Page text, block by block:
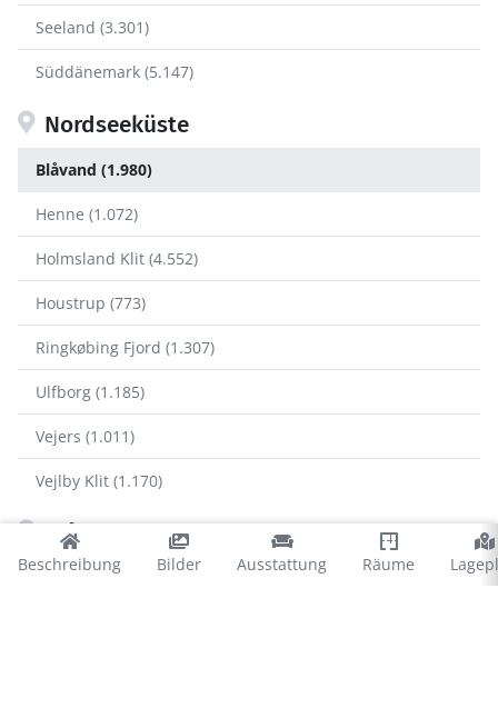
Beschreibung Bilder Ausstattung Räume
Seeland (3.301)
Süddänemark (5.147)
Nordseeküste
Blåvand (1.980)
Henne (1.072)
Holmsland Klit (4.552)
Houstrup (773)
Ringkøbing Fjord (1.307)
Ulfborg (1.185)
Vejers (1.011)
Vejlby Klit (1.170)
Blåvand
Blåvand Strand (1.278)